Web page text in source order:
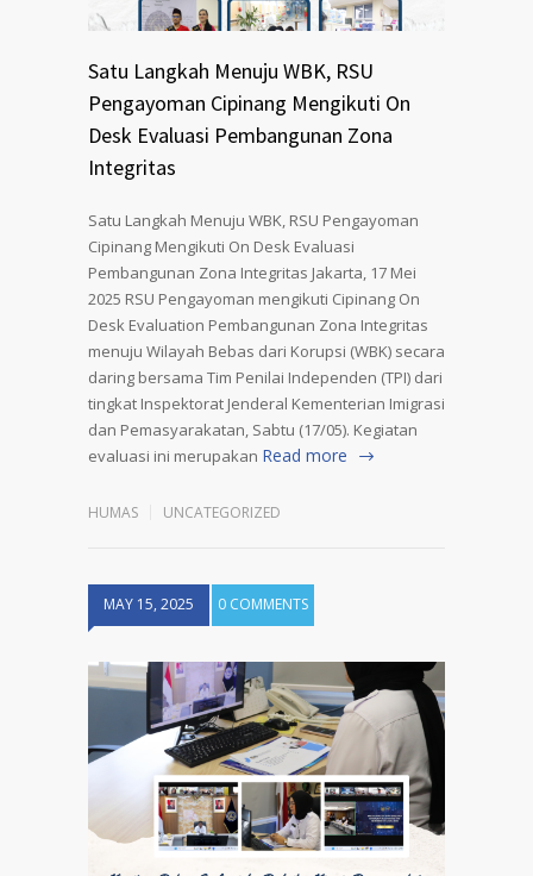
Satu Langkah Menuju WBK, RSU
Pengayoman Cipinang Mengikuti On
Desk Evaluasi Pembangunan Zona
Integritas
Satu Langkah Menuju WBK, RSU Pengayoman
Cipinang Mengikuti On Desk Evaluasi
Pembangunan Zona Integritas Jakarta, 17 Mei
2025 RSU Pengayoman mengikuti Cipinang On
Desk Evaluation Pembangunan Zona Integritas
menuju Wilayah Bebas dari Korupsi (WBK) secara
daring bersama Tim Penilai Independen (TPI) dari
tingkat Inspektorat Jenderal Kementerian Imigrasi
dan Pemasyarakatan, Sabtu (17/05). Kegiatan
evaluasi ini merupakan Read more
HUMAS UNCATEGORIZED
MAY 15, 2025 0 COMMENTS